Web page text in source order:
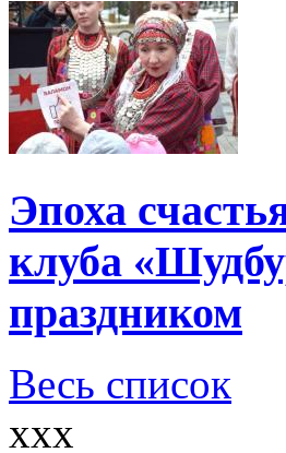
Эпоха
клуба
праздником
Весь список
xxx